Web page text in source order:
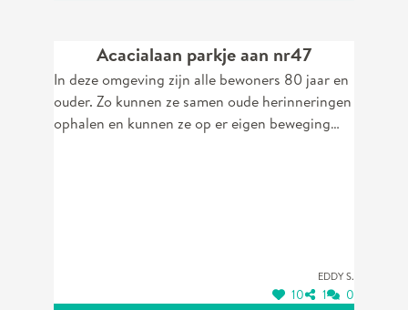
Acacialaan parkje aan nr47
In deze omgeving zijn alle bewoners 80 jaar en
ouder. Zo kunnen ze samen oude herinneringen
ophalen en kunnen ze op er eigen beweging
Eddy S.
10 1 0